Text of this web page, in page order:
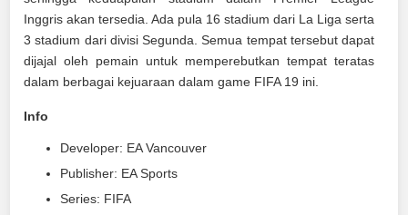
Inggris akan tersedia. Ada pula 16 stadium dari La Liga serta
3 stadium dari divisi Segunda. Semua tempat tersebut dapat
dijajal oleh pemain untuk memperebutkan tempat teratas
dalam berbagai kejuaraan dalam game FIFA 19 ini.
Info
Developer: EA Vancouver
Publisher: EA Sports
Series: FIFA